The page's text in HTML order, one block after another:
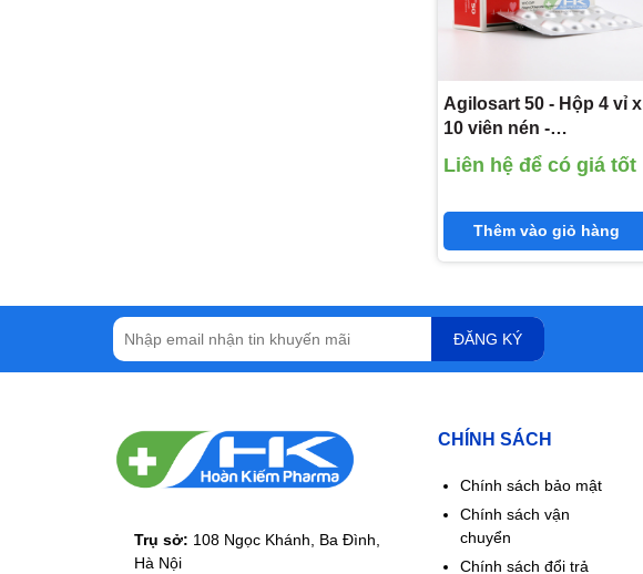
Agilosart 50 - Hộp 4 vỉ x
10 viên nén -
Agimexpharm (Losartan
kali 50 mg)
Liên hệ để có giá tốt
Thêm vào giỏ hàng
ĐĂNG KÝ
Trụ sở: 108 Ngọc Khánh, Ba Đình,
Hà Nội
CHÍNH SÁCH
Chính sách bảo mật
Chính sách vận
chuyển
Chính sách đổi trả